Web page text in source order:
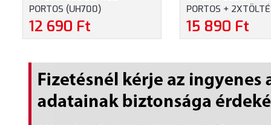
PORTOS (UH700)
12 690 Ft
PORTOS +
CSATLAKOZÁS
15 890 Ft